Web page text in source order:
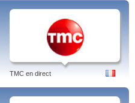
TMC en direct